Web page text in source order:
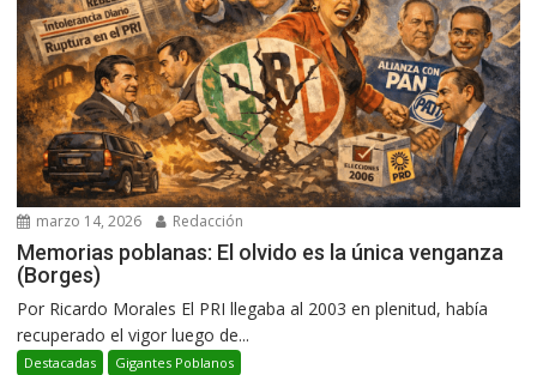
marzo 14, 2026 Redacción
Memorias poblanas: El olvido es la única venganza
(Borges)
Por Ricardo Morales El PRI llegaba al 2003 en plenitud, había
recuperado el vigor luego de...
Destacadas Gigantes Poblanos